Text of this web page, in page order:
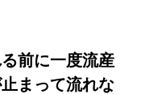
前に一度流産
まって流れな